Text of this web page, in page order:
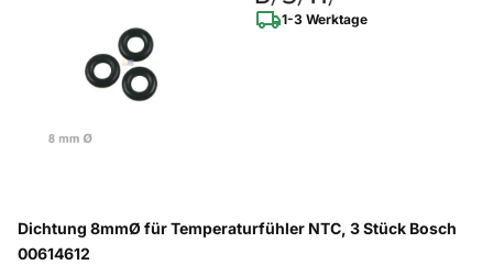
1-3 Werktage
Dichtung 8mmØ für Temperaturfühler NTC, 3 Stück Bosch
00614612